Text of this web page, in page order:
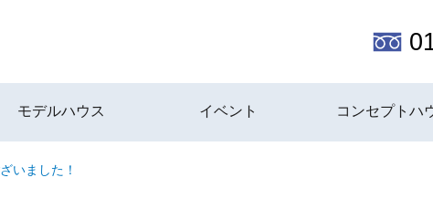
モデルハウス イベント コンセプトハ
いました！